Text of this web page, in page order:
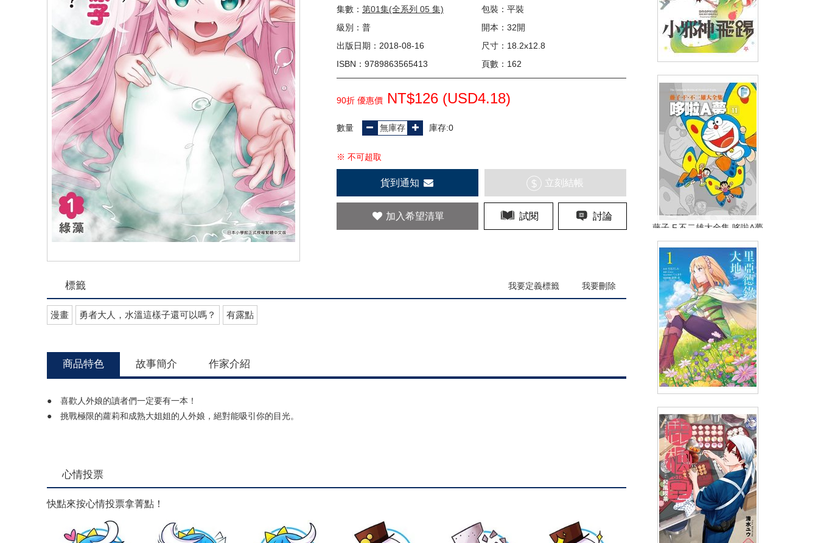
集數： 第01集(全系列 05 集)
包裝：平裝
級別：普
開本：32開
出版日期：2018-08-16
尺寸：18.2x12.8
ISBN：9789863565413
頁數：162
90折 優惠價 NT$126 (USD4.18)
數量 庫存:0
※ 不可超取
貨到通知 $ 立刻結帳
加入希望清單 試閱 討論
標籤 我要定義標籤 我要刪除
漫畫 勇者大人，水溫這樣子還可以嗎？ 有露點
商品特色 故事簡介 作家介紹
● 喜歡人外娘的讀者們一定要有一本！
● 挑戰極限的蘿莉和成熟大姐姐的人外娘，絕對能吸引你的目光。
心情投票
快點來按心情投票拿菁點！
NT$140 90折 NT$126 (USD4.18)
藤子.F.不二雄大全集 哆啦A夢
(11)
NT$450 90折 NT$405
USD13.45)
NT$140 90折 NT$126 (USD4.18)